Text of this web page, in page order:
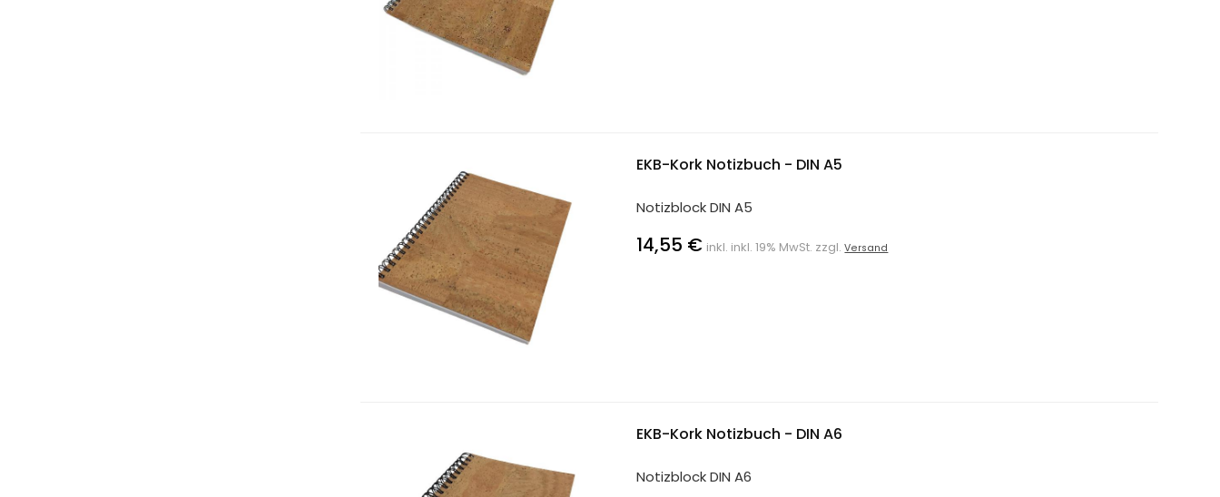
EKB-Kork Notizbuch - DIN A5
Notizblock DIN A5
14,55 € inkl. inkl. 19% MwSt. zzgl.Versand
EKB-Kork Notizbuch - DIN A6
Notizblock DIN A6